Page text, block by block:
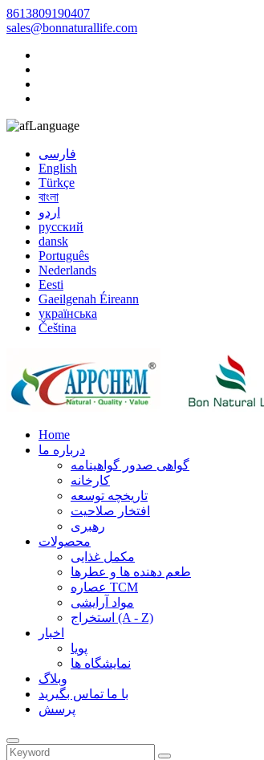
8613809190407
sales@bonnaturallife.com
Language
فارسی
English
Türkçe
বাংলা
اردو
русский
dansk
Português
Nederlands
Eesti
Gaeilgenah Éireann
українська
Čeština
Home
درباره ما
گواهی صدور گواهینامه
کارخانه
تاریخچه توسعه
افتخار صلاحیت
رهبری
محصولات
مکمل غذایی
طعم دهنده ها و عطرها
عصاره TCM
مواد آرایشی
استخراج (A - Z)
اخبار
پویا
نمایشگاه ها
وبلاگ
با ما تماس بگیرید
پرسش